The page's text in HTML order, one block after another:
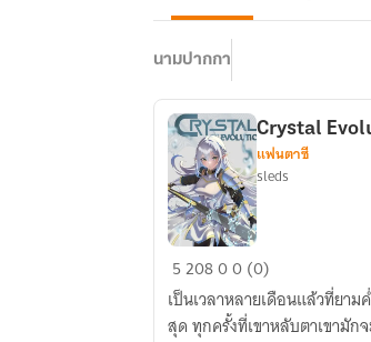
นามปากกา
Crystal
Evolution
Crystal
แฟนตาซี
sleds
520800 (0)
เป็นเวลาหลายเดือนแล้วที่ยา
สุด ทุกครั้งที่เขาหลับตาเขามัก